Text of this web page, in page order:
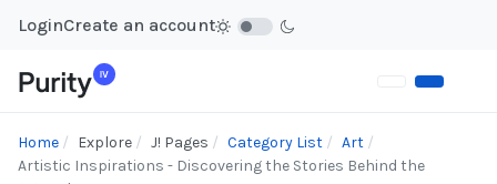
LoginCreate an account
Home Explore J! Pages Category List
Art
Artistic Inspirations - Discovering the Stories Behind the